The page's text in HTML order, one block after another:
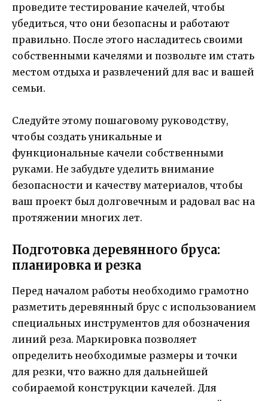
проведите тестирование качелей, чтобы
убедиться, что они безопасны и работают
правильно. После этого насладитесь своими
собственными качелями и позвольте им стать
местом отдыха и развлечений для вас и вашей
семьи.
Следуйте этому пошаговому руководству,
чтобы создать уникальные и
функциональные качели собственными
руками. Не забудьте уделить внимание
безопасности и качеству материалов, чтобы
ваш проект был долговечным и радовал вас на
протяжении многих лет.
Подготовка деревянного бруса:
планировка и резка
Перед началом работы необходимо грамотно
разметить деревянный брус с использованием
специальных инструментов для обозначения
линий реза. Маркировка позволяет
определить необходимые размеры и точки
для резки, что важно для дальнейшей
собираемой конструкции качелей. Для